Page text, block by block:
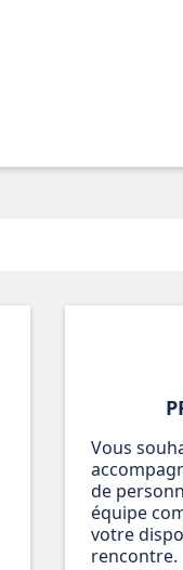
Vous
de
équipe
votre
rencontre.